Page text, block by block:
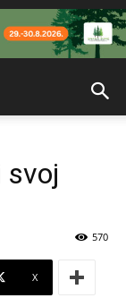
svoj
570
X